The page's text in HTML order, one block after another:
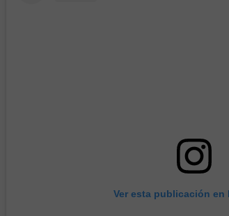
Ver esta publicación en